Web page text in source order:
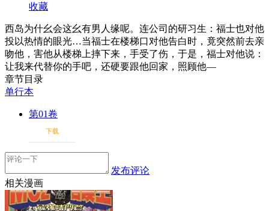
收藏
西岛为什幺会这幺有男人缘呢。连公司的研习生：福士也对他
投以热情的眼光…当福士在楼梯口对他告白时，竟突然前去亲
吻他，害他从楼梯上摔下来，手受了伤，于是，福士对他说：
让我来代替你的手吧，还硬要跟他回家，照顾他—
章节目录
单行本
第01卷
下载
发布评论
相关漫画